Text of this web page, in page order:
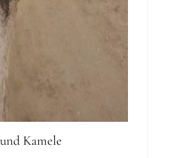
Kamele